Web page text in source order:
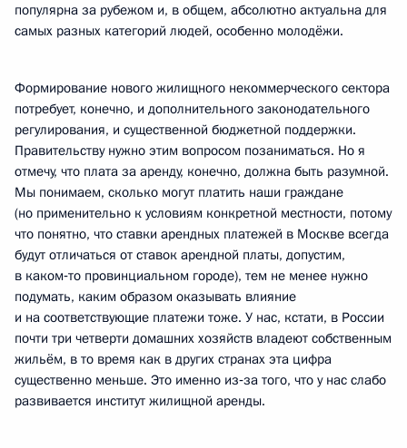
популярна за рубежом и, в общем, абсолютно актуальна для
самых разных категорий людей, особенно молодёжи.
Формирование нового жилищного некоммерческого сектора
потребует, конечно, и дополнительного законодательного
регулирования, и существенной бюджетной поддержки.
Правительству нужно этим вопросом позаниматься. Но я
отмечу, что плата за аренду, конечно, должна быть разумной.
Мы понимаем, сколько могут платить наши граждане
(но применительно к условиям конкретной местности, потому
что понятно, что ставки арендных платежей в Москве всегда
будут отличаться от ставок арендной платы, допустим,
в каком‑то провинциальном городе), тем не менее нужно
подумать, каким образом оказывать влияние
и на соответствующие платежи тоже. У нас, кстати, в России
почти три четверти домашних хозяйств владеют собственным
жильём, в то время как в других странах эта цифра
существенно меньше. Это именно из‑за того, что у нас слабо
развивается институт жилищной аренды.